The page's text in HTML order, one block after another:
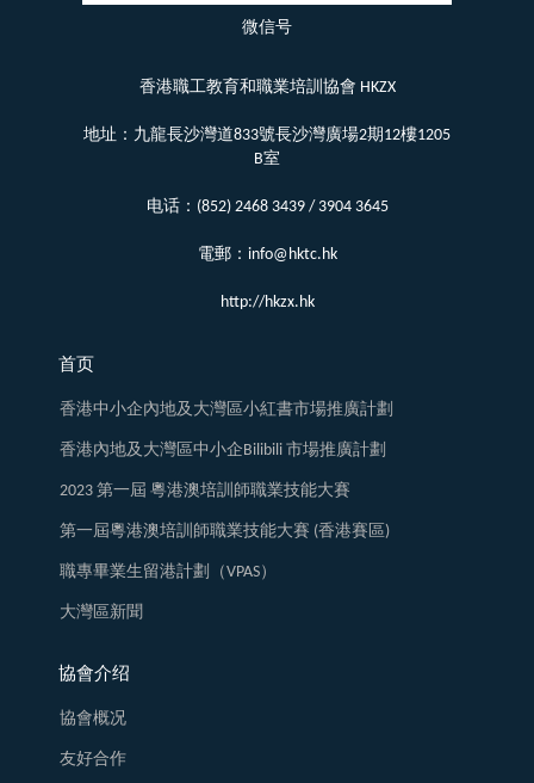
微信号
香港職工教育和職業培訓協會 HKZX
地址：九龍長沙灣道833號長沙灣廣場2期12樓1205
B室
电话：(852) 2468 3439 / 3904 3645
電郵：info@hktc.hk
http://hkzx.hk
首页
香港中小企內地及大灣區小紅書市場推廣計劃
香港內地及大灣區中小企Bilibili 市場推廣計劃
2023 第一屆 粵港澳培訓師職業技能大賽
第一屆粵港澳培訓師職業技能大賽 (香港賽區)
職專畢業生留港計劃（VPAS）
大灣區新聞
協會介绍
協會概况
友好合作